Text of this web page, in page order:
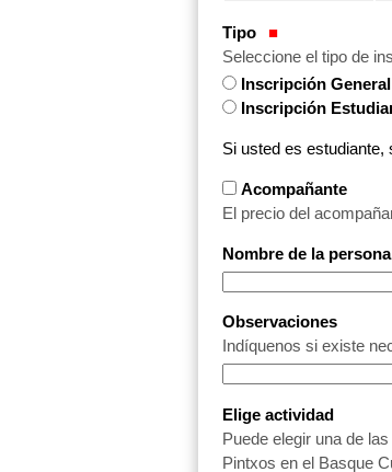
Tipo
Seleccione el tipo de
Inscripción General
Inscripción
Si usted es estudiante,
Acompañante
El precio del
Nombre de la
Observaciones
Indíquenos si existe
Elige actividad
Puede elegir una de
Pintxos en el Basque